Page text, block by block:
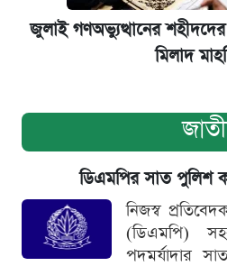
জুলাই গণঅভ্যুত্থানের
মিলাদ
ডিএমপির সাত পুলিশ
নিজস্ব
(ডিএমপি)
পদমর্যাদার